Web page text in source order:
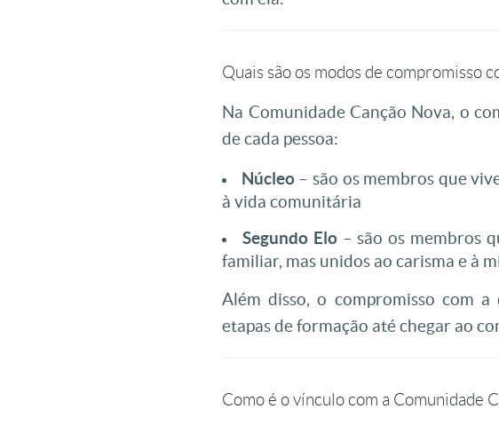
Quais são os modos de compromisso
Na Comunidade Canção Nova, o
de cada pessoa:
Núcleo– são os membros que
à vida comunitária
Segundo Elo– são os membros
familiar, mas unidos ao carisma e à
Além disso, o compromisso com a
etapas de formação até chegar ao
Como é o vínculo com a Comunidade